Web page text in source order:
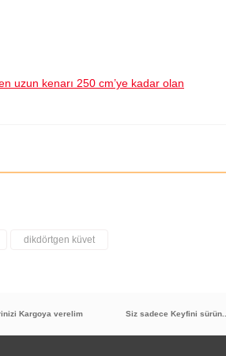
uzun kenarı 250 cm’ye kadar olan
dikdörtgen küvet
Kargoya verelim Siz sadece Keyfini sürün...